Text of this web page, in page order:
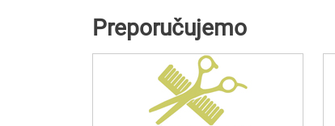
Preporučujemo